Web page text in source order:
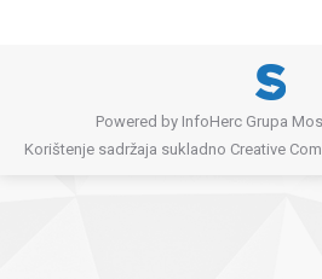
Powered by InfoHerc Grupa
Korištenje sadržaja sukladno Creative